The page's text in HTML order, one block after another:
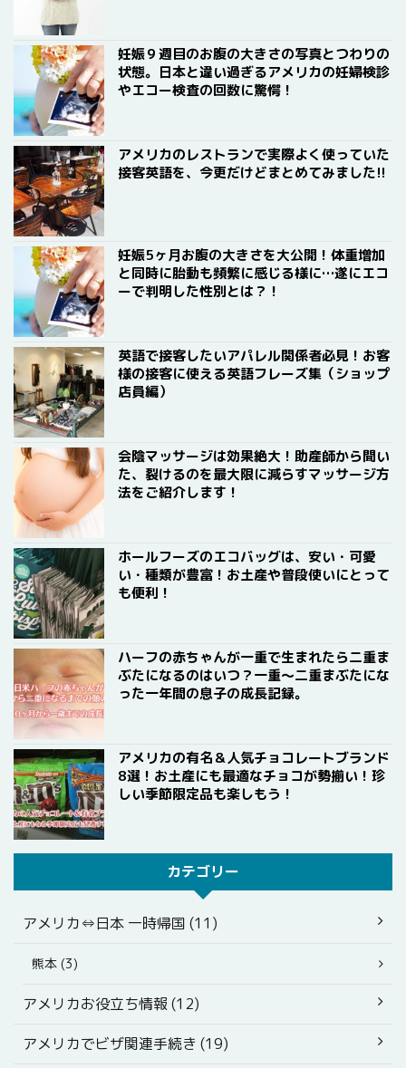
妊娠９週目のお腹の大きさの写真とつわりの
状態。日本と違い過ぎるアメリカの妊婦検診
やエコー検査の回数に驚愕！
アメリカのレストランで実際よく使っていた
接客英語を、今更だけどまとめてみました!!
妊娠5ヶ月お腹の大きさを大公開！体重増加
と同時に胎動も頻繁に感じる様に…遂にエコ
ーで判明した性別とは？！
英語で接客したいアパレル関係者必見！お客
様の接客に使える英語フレーズ集（ショップ
店員編）
会陰マッサージは効果絶大！助産師から聞い
た、裂けるのを最大限に減らすマッサージ方
法をご紹介します！
ホールフーズのエコバッグは、安い・可愛
い・種類が豊富！お土産や普段使いにとって
も便利！
ハーフの赤ちゃんが一重で生まれたら二重ま
ぶたになるのはいつ？一重〜二重まぶたにな
った一年間の息子の成長記録。
アメリカの有名＆人気チョコレートブランド
8選！お土産にも最適なチョコが勢揃い！珍
しい季節限定品も楽しもう！
カテゴリー
アメリカ⇔日本 一時帰国 (11)
熊本 (3)
アメリカお役立ち情報 (12)
アメリカでビザ関連手続き (19)